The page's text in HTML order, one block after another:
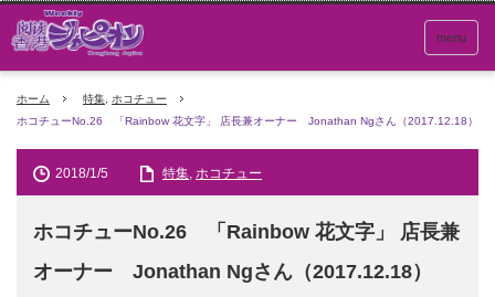
menu
ホーム 特集
ホコチュー
ホコチューNo.26 「Rainbow 花文字」 店長兼オーナー Jonathan Ngさん（2017.12.18）
2018/1/5 特集, ホコチュー
ホコチューNo.26 「Rainbow 花文字」 店長兼
オーナー Jonathan Ngさん（2017.12.18）